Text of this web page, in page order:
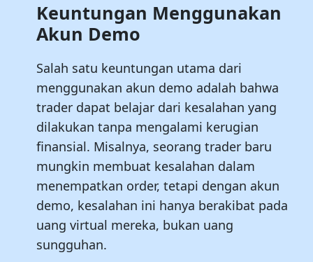
Keuntungan Menggunakan
Akun Demo
Salah satu keuntungan utama dari
menggunakan akun demo adalah bahwa
trader dapat belajar dari kesalahan yang
dilakukan tanpa mengalami kerugian
finansial. Misalnya, seorang trader baru
mungkin membuat kesalahan dalam
menempatkan order, tetapi dengan akun
demo, kesalahan ini hanya berakibat pada
uang virtual mereka, bukan uang
sungguhan.